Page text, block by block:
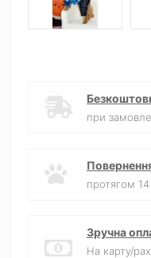
при
протягом
Зручна
На карту/